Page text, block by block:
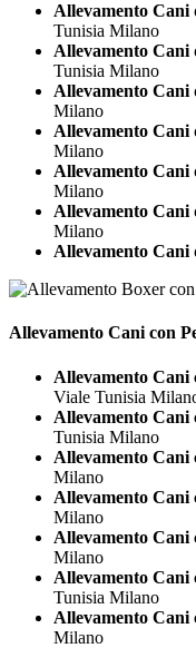
Allevamento Cani
Tunisia Milano
Allevamento Cani
Tunisia Milano
Allevamento Cani
Milano
Allevamento Cani
Milano
Allevamento Cani
Milano
Allevamento Cani
Milano
Allevamento Cani
Allevamento Cani con
Allevamento Cani
Viale Tunisia
Allevamento Cani
Tunisia Milano
Allevamento Cani
Milano
Allevamento Cani
Milano
Allevamento Cani
Milano
Allevamento Cani
Tunisia Milano
Allevamento Cani
Milano